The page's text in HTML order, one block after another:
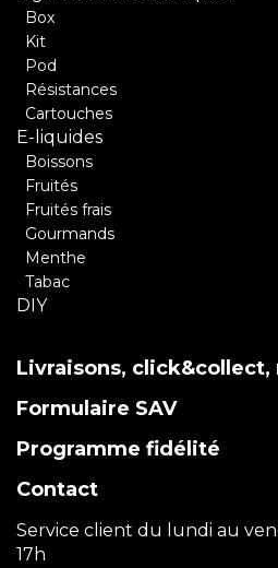
Box
Kit
Pod
Résistances
Cartouches
E-liquides
Boissons
Fruités
Fruités frais
Gourmands
Menthe
Tabac
DIY
Livraisons, click&collect,
Formulaire SAV
Programme fidélité
Contact
Service client du lundi au
17h